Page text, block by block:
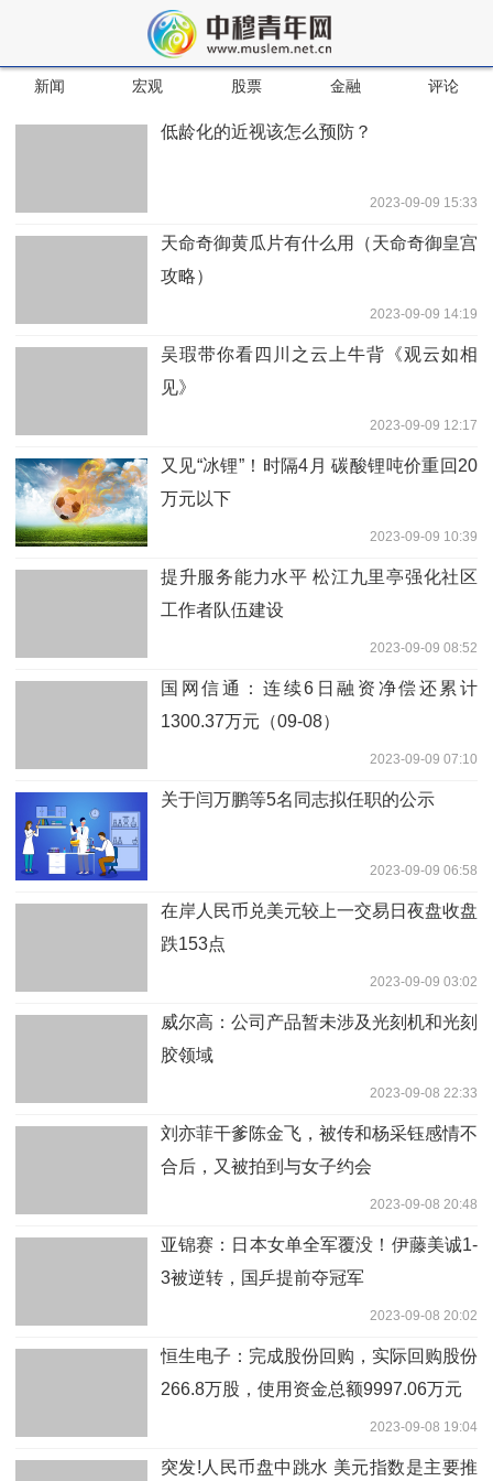
新闻 宏观 股票 金融 评论
低龄化的近视该怎么预防？
2023-09-09 15:33
天命奇御黄瓜片有什么用（天命奇御皇宫
攻略）
2023-09-09 14:19
吴瑕带你看四川之云上牛背《观云如相
见》
2023-09-09 12:17
又见“冰锂”！时隔4月 碳酸锂吨价重回20
万元以下
2023-09-09 10:39
提升服务能力水平 松江九里亭强化社区
工作者队伍建设
2023-09-09 08:52
国网信通：连续6日融资净偿还累计
1300.37万元（09-08）
2023-09-09 07:10
关于闫万鹏等5名同志拟任职的公示
2023-09-09 06:58
在岸人民币兑美元较上一交易日夜盘收盘
跌153点
2023-09-09 03:02
威尔高：公司产品暂未涉及光刻机和光刻
胶领域
2023-09-08 22:33
刘亦菲干爹陈金飞，被传和杨采钰感情不
合后，又被拍到与女子约会
2023-09-08 20:48
亚锦赛：日本女单全军覆没！伊藤美诚1-
3被逆转，国乒提前夺冠军
2023-09-08 20:02
恒生电子：完成股份回购，实际回购股份
266.8万股，使用资金总额9997.06万元
2023-09-08 19:04
突发!人民币盘中跳水 美元指数是主要推